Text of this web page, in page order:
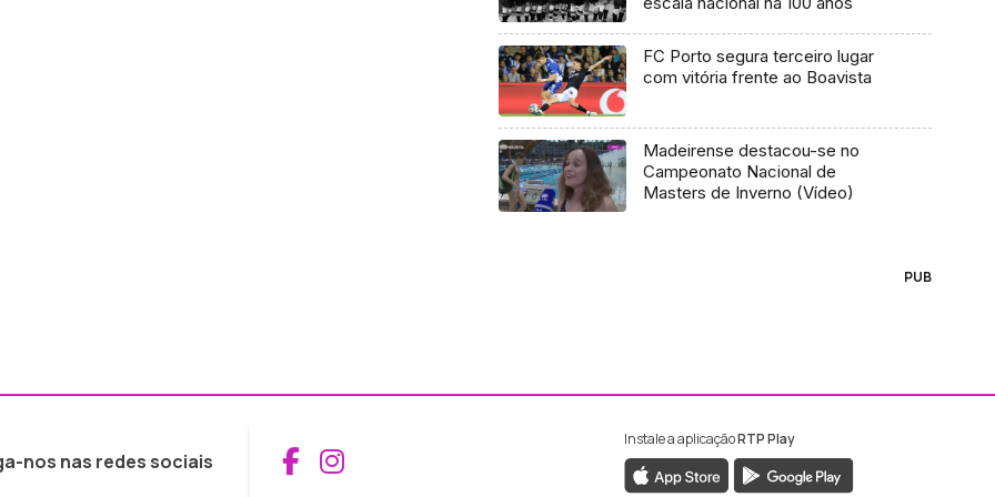
FC Porto segura terceiro lugar
com vitória frente ao Boavista
Madeirense destacou-se no
Campeonato Nacional de
Masters de Inverno (Vídeo)
PUB
nos nas redes sociais Aceder ao Facebook da RTP Madeira
Aceder ao Instagram da RTP Madeira
Instale a aplicaçãoRTP Play